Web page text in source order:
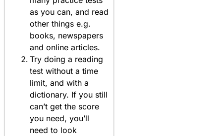
as you can, and read
other things e.g.
books, newspapers
and online articles.
Try doing a reading
test without a time
limit, and with a
dictionary. If you still
can’t get the score
you need, you’ll
need to look